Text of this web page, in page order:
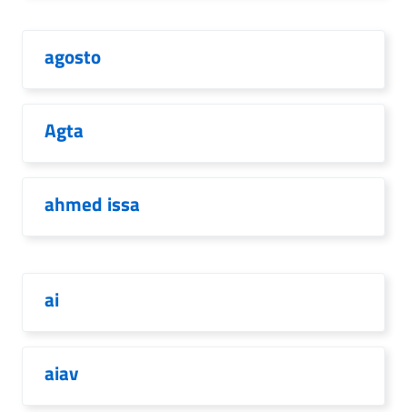
agosto
Agta
ahmed issa
ai
aiav